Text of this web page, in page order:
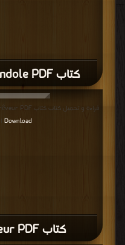
كتاب Chante danse farandole PDF
كتاب Le cartable rêveur PDF
قراءة و تحميل كتاب كتاب Le cartable rêveur PDF مجانا | مكتبة >
Download